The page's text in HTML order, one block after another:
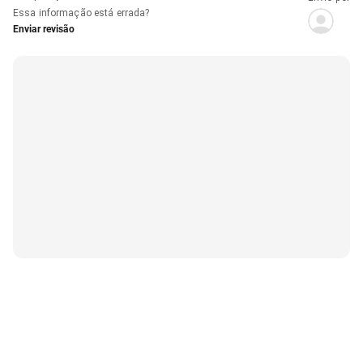
Essa informação está errada?
Enviar revisão